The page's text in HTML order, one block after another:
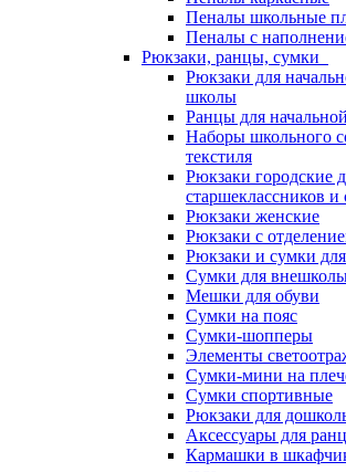
Пеналы школьные
Пеналы с
Рюкзаки, ранцы, сумки
Рюкзаки для
школы
Ранцы для
Наборы школьного
текстиля
Рюкзаки городские
старшеклассников и
Рюкзаки женские
Рюкзаки с
Рюкзаки и сумки
Сумки для
Мешки для обуви
Сумки на пояс
Сумки-шопперы
Элементы
Сумки-мини на
Сумки спортивные
Рюкзаки для
Аксессуары для
Кармашки в